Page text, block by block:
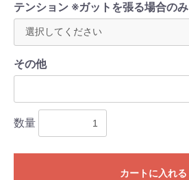
テンション ※ガットを張る場合のみ
その他
数量
カートに入れる